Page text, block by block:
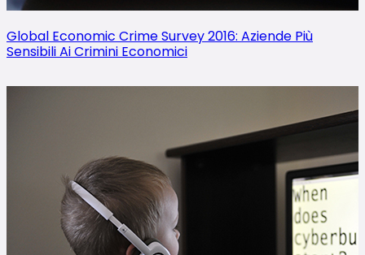
Global Economic Crime Survey 2016: Aziende Più
Sensibili Ai Crimini Economici